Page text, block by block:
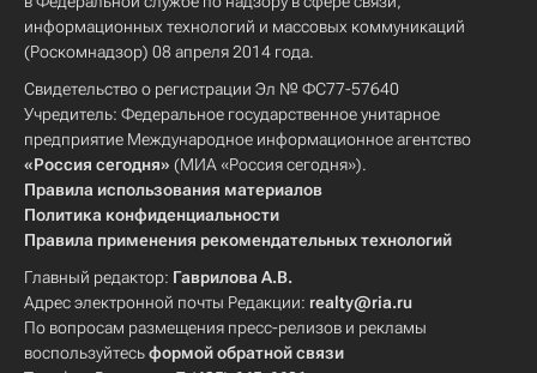
информационных технологий и массовых коммуникаций
(Роскомнадзор) 08 апреля 2014 года.
Свидетельство о регистрации Эл № ФС77-57640
Учредитель: Федеральное государственное унитарное
предприятие Международное информационное агентство
«Россия сегодня» (МИА «Россия сегодня»).
Правила использования материалов
Политика конфиденциальности
Правила применения рекомендательных технологий
Главный редактор: Гаврилова А.В.
Адрес электронной почты Редакции: realty@ria.ru
По вопросам размещения пресс-релизов и рекламы
воспользуйтесьформой обратной связи